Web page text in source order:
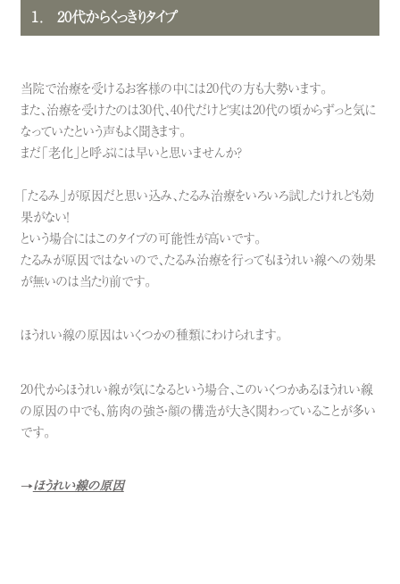
１． 20代からくっきりタイプ
当院で治療を受けるお客様の中には20代の方も大勢います。
また、治療を受けたのは30代、40代だけど実は20代の頃からずっと気に
なっていたという声もよく聞きます。
まだ「老化」と呼ぶには早いと思いませんか？
「たるみ」が原因だと思い込み、たるみ治療をいろいろ試したけれども効
果がない！
という場合にはこのタイプの可能性が高いです。
たるみが原因ではないので、たるみ治療を行ってもほうれい線への効果
が無いのは当たり前です。
ほうれい線の原因はいくつかの種類にわけられます。
20代からほうれい線が気になるという場合、このいくつかあるほうれい線
の原因の中でも、筋肉の強さ・顔の構造が大きく関わっていることが多い
です。
→ほうれい線の原因